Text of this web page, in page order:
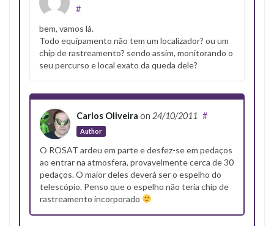
#
bem, vamos lá.
Todo equipamento não tem um localizador? ou um
chip de rastreamento? sendo assim, monitorando o
seu percurso e local exato da queda dele?
Carlos Oliveira on 24/10/2011
Author
#
O ROSAT ardeu em parte e desfez-se em pedaços
ao entrar na atmosfera, provavelmente cerca de 30
pedaços. O maior deles deverá ser o espelho do
telescópio. Penso que o espelho não teria chip de
rastreamento incorporado